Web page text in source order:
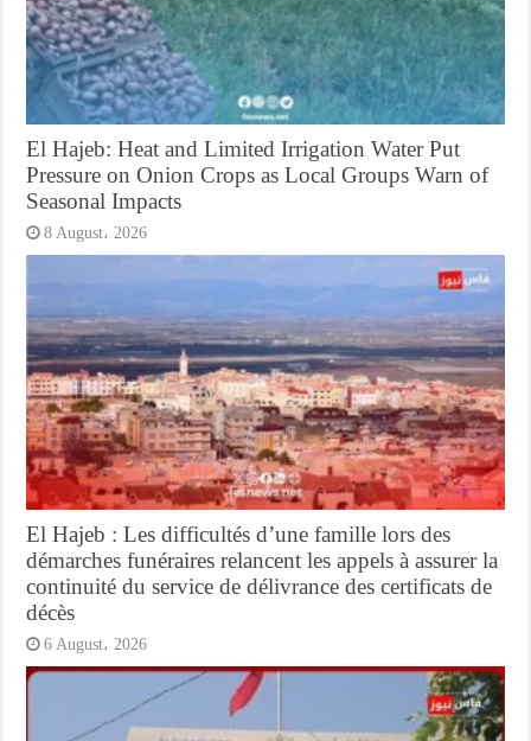
El Hajeb: Heat and Limited Irrigation Water Put
Pressure on Onion Crops as Local Groups Warn of
Seasonal Impacts
8 August، 2026
El Hajeb : Les difficultés d’une famille lors des
démarches funéraires relancent les appels à assurer la
continuité du service de délivrance des certificats de
décès
6 August، 2026